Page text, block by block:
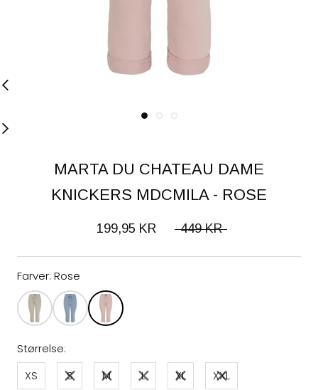
MARTA DU CHATEAU DAME
KNICKERS MDCMILA - ROSE
199,95 KR 449 KR
Farver: Rose
Størrelse:
XS
S M L XL XXL